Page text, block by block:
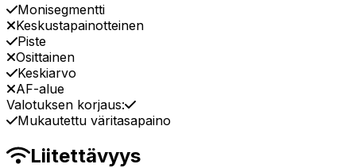
Monisegmentti
Keskustapainotteinen
Piste
Osittainen
Keskiarvo
AF-alue
Valotuksen korjaus:
Mukautettu väritasapaino
Liitettävyys